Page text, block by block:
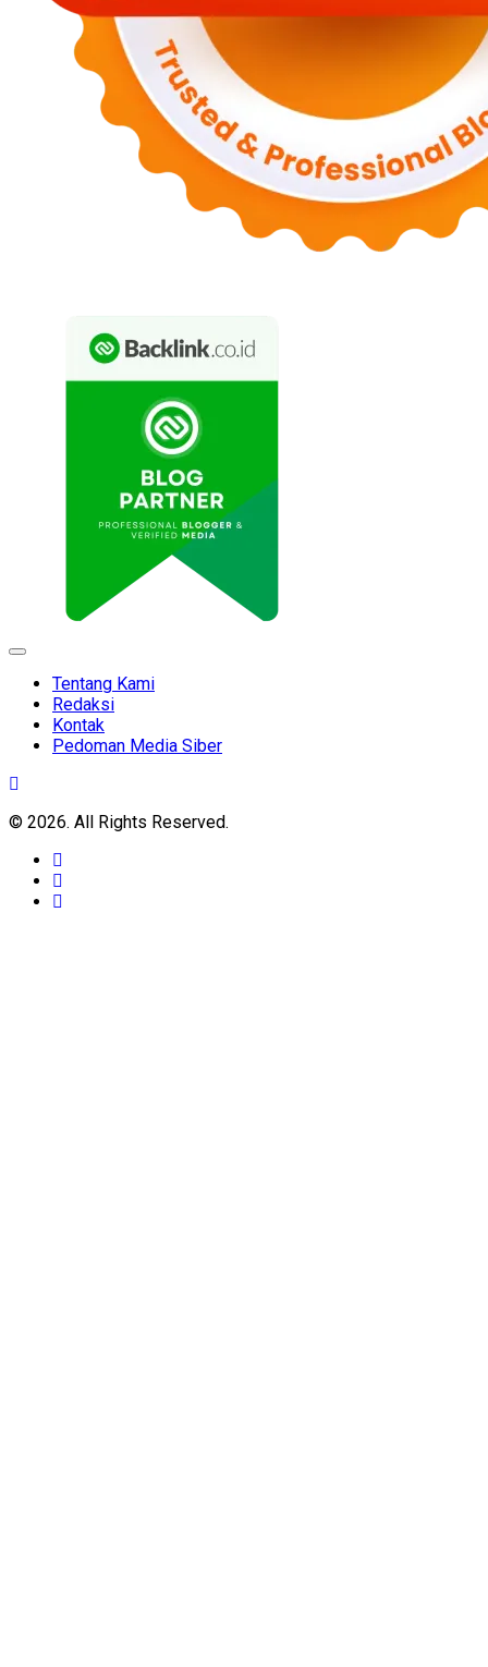
Expand
Tentang Kami
Redaksi
Kontak
Pedoman Media Siber
© 2026. All Rights Reserved.